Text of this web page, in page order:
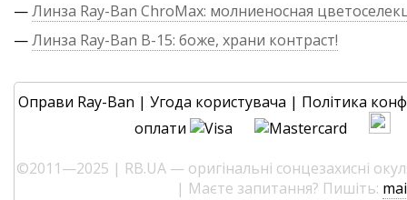
—Линза Ray-Ban ChroMax: молниеносная
—Линза Ray-Ban B-15: боже, храни контраст!
Оправи Ray-Ban | Угода користувача | Політика
оплати
©2011—2025 | RB.UA — оригінальні сонцезахисні
| Маєте запитання? Пишіть: